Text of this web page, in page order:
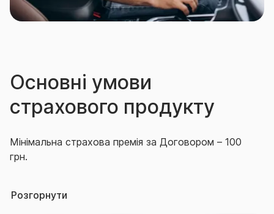
Основні умови
страхового продукту
Мінімальна страхова премія за Договором – 100
грн.
Розгорнути